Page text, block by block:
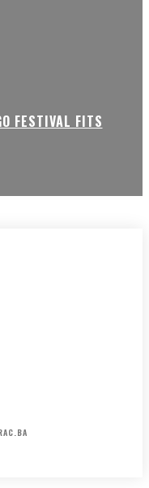
FESTIVAL FITS